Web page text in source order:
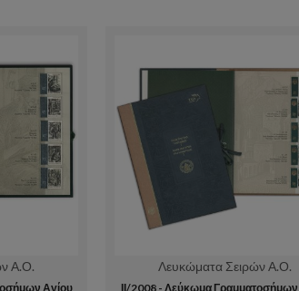
Α.Ο.
Αγίου
Λευκώματα Σειρών Α.Ο.
ΙΙ/2008 - Λεύκωμα Γραμματοσήμων